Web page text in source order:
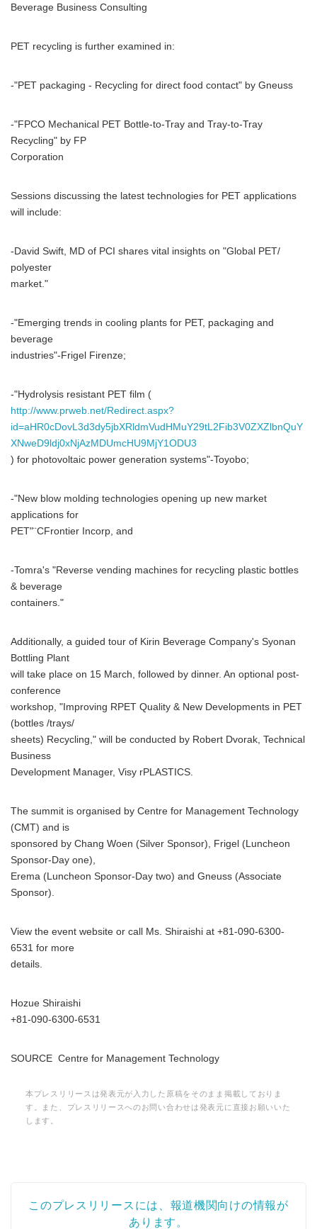
Beverage Business Consulting
PET recycling is further examined in:
-"PET packaging - Recycling for direct food contact" by Gneuss
-"FPCO Mechanical PET Bottle-to-Tray and Tray-to-Tray
Recycling" by FP
Corporation
Sessions discussing the latest technologies for PET applications
will include:
-David Swift, MD of PCI shares vital insights on "Global PET/
polyester
market."
-"Emerging trends in cooling plants for PET, packaging and
beverage
industries"-Frigel Firenze;
-"Hydrolysis resistant PET film (
http://www.prweb.net/Redirect.aspx?
id=aHR0cDovL3d3dy5jbXRldmVudHMuY29tL2Fib3V0ZXZlbnQuY
XNweD9ldj0xNjAzMDUmcHU9MjY1ODU3
) for photovoltaic power generation systems"-Toyobo;
-"New blow molding technologies opening up new market
applications for
PET"¨CFrontier Incorp, and
-Tomra's "Reverse vending machines for recycling plastic bottles
& beverage
containers."
Additionally, a guided tour of Kirin Beverage Company's Syonan
Bottling Plant
will take place on 15 March, followed by dinner. An optional post-
conference
workshop, "Improving RPET Quality & New Developments in PET
(bottles /trays/
sheets) Recycling," will be conducted by Robert Dvorak, Technical
Business
Development Manager, Visy rPLASTICS.
The summit is organised by Centre for Management Technology
(CMT) and is
sponsored by Chang Woen (Silver Sponsor), Frigel (Luncheon
Sponsor-Day one),
Erema (Luncheon Sponsor-Day two) and Gneuss (Associate
Sponsor).
View the event website or call Ms. Shiraishi at +81-090-6300-
6531 for more
details.
Hozue Shiraishi
+81-090-6300-6531
SOURCE Centre for Management Technology
本プレスリリースは発表元が入力した原稿をそのまま掲載しておりま
す。また、プレスリリースへのお問い合わせは発表元に直接お願いいた
します。
このプレスリリースには、報道機関向けの情報が
あります。